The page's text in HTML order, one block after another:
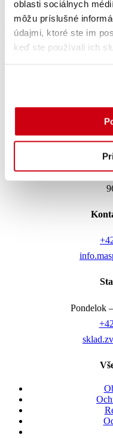
oblasti sociálnych
môžu príslušné
údajmi, ktoré ste im
keď ste používali ich
Jablkové rolky
Jablkové rolky
Pondelok